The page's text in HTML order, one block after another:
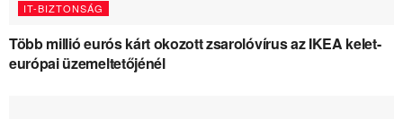
IT-BIZTONSÁG
Több millió eurós kárt okozott zsarolóvírus az IKEA kelet-
európai üzemeltetőjénél